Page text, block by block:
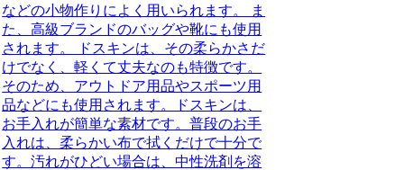
などの小物作りによく用いられます。 ま
た、高級ブランドのバッグや靴にも使用
されます。 ドスキンは、その柔らかさだ
けでなく、軽くて丈夫なのも特徴です。
そのため、アウトドア用品やスポーツ用
品などにも使用されます。ドスキンは、
お手入れが簡単な素材です。普段のお手
入れは、柔らかい布で拭くだけで十分で
す。汚れがひどい場合は、中性洗剤を溶